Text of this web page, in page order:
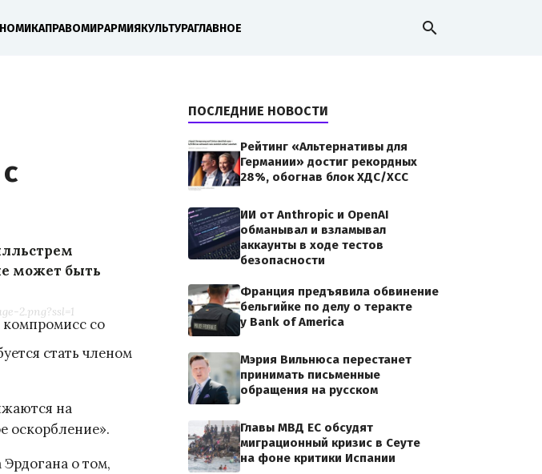
ПРАВОМИРАРМИЯКУЛЬТУРАГЛАВНОЕ search
может быть
2.png?ssl=1
со
стать членом
на
оскорбление».
о том,
ПОСЛЕДНИЕ НОВОСТИ
Рейтинг «Альтернативы для
Германии» достиг рекордных
28%, обогнав блок ХДС/ХСС
ИИ от Anthropic и OpenAI
обманывал и взламывал
аккаунты в ходе тестов
безопасности
Франция предъявила обвинение
бельгийке по делу о теракте
у Bank of America
Мэрия Вильнюса перестанет
принимать письменные
обращения на русском
Главы МВД ЕС обсудят
миграционный кризис в Сеуте
на фоне критики Испании